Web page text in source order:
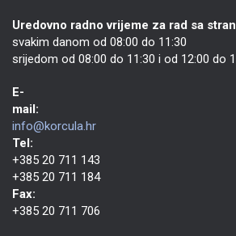
Uredovno radno vrijeme za rad sa
svakim danom od 08:00 do 11:30
srijedom od 08:00 do 11:30 i od 12:00 do
E-
mail:
info@korcula.hr
Tel:
+385 20 711 143
+385 20 711 184
Fax:
+385 20 711 706